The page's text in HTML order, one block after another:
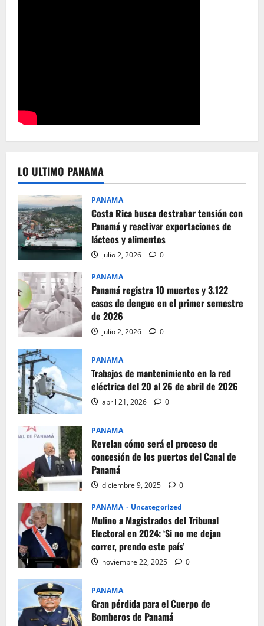
LO ULTIMO PANAMA
PANAMA
Costa Rica busca destrabar tensión con
Panamá y reactivar exportaciones de
lácteos y alimentos
julio 2, 2026 0
PANAMA
Panamá registra 10 muertes y 3.122
casos de dengue en el primer semestre
de 2026
julio 2, 2026 0
PANAMA
Trabajos de mantenimiento en la red
eléctrica del 20 al 26 de abril de 2026
abril 21, 2026 0
PANAMA
Revelan cómo será el proceso de
concesión de los puertos del Canal de
Panamá
diciembre 9, 2025 0
PANAMA Uncategorized
Mulino a Magistrados del Tribunal
Electoral en 2024: ‘Si no me dejan
correr, prendo este país’
noviembre 22, 2025 0
PANAMA
Gran pérdida para el Cuerpo de
Bomberos de Panamá